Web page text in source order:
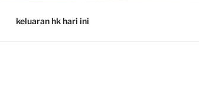
keluaran hk hari ini